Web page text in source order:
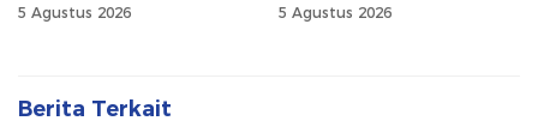
5 Agustus 2026 5 Agustus 2026
Berita Terkait